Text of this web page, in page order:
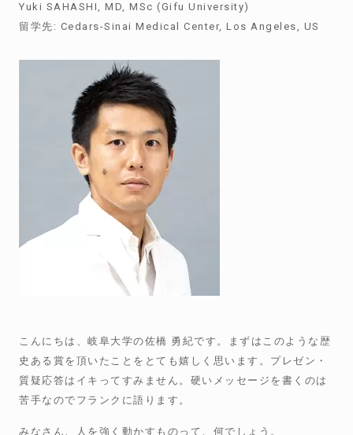
Yuki SAHASHI, MD, MSc (Gifu University)
留学先: Cedars-Sinai Medical Center, Los Angeles, US
こんにちは、岐阜大学の佐橋 勇紀です。まずはこのような歴
史ある賞を頂いたことをとても嬉しく思います。プレゼン・
質疑応答はイキってすみません。硬いメッセージを書くのは
苦手なのでフランクに語ります。
みなさん、人を強く動かすものって、何でしょう。